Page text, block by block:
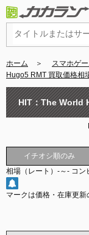
ホーム ＞ スマホゲ
Hugo5 RMT 買取価格相
HIT：The World
イチオシ順のみ
相場（レート） -～- コン
マークは価格・在庫更新